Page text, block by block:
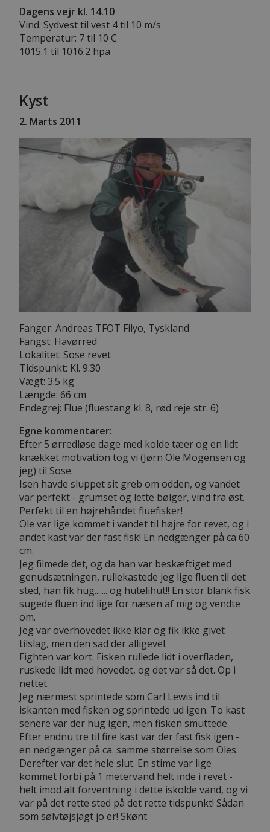
Dagens vejr kl. 14.10
Vind. Sydvest til vest 4 til 10 m/s
Temperatur: 7 til 10 C
1015.1 til 1016.2 hpa
Kyst
2. Marts 2011
Fanger: Andreas TFOT Filyo, Tyskland
Fangst: Havørred
Lokalitet: Sose revet
Tidspunkt: Kl. 9.30
Vægt: 3.5 kg
Længde: 66 cm
Endegrej: Flue (fluestang kl. 8, rød reje str. 6)
Egne kommentarer:
Efter 5 ørredløse dage med kolde tæer og en lidt
knækket motivation tog vi (Jørn Ole Mogensen og
jeg) til Sose.
Isen havde sluppet sit greb om odden, og vandet
var perfekt - grumset og lette bølger, vind fra øst.
Perfekt til en højrehåndet fluefisker!
Ole var lige kommet i vandet til højre for revet, og i
andet kast var der fast fisk! En nedgænger på ca 60
cm.
Jeg filmede det, og da han var beskæftiget med
genudsætningen, rullekastede jeg lige fluen til det
sted, han fik hug....... og hutelihut!! En stor blank fisk
sugede fluen ind lige for næsen af mig og vendte
om.
Jeg var overhovedet ikke klar og fik ikke givet
tilslag, men den sad der alligevel.
Fighten var kort. Fisken rullede lidt i overfladen,
ruskede lidt med hovedet, og det var så det. Op i
nettet.
Jeg nærmest sprintede som Carl Lewis ind til
iskanten med fisken og sprintede ud igen. To kast
senere var der hug igen, men fisken smuttede.
Efter endnu tre til fire kast var der fast fisk igen -
en nedgænger på ca. samme størrelse som Oles.
Derefter var det hele slut. En stime var lige
kommet forbi på 1 metervand helt inde i revet -
helt imod alt forventning i dette iskolde vand, og vi
var på det rette sted på det rette tidspunkt! Sådan
som sølvtøjsjagt jo er! Skønt.